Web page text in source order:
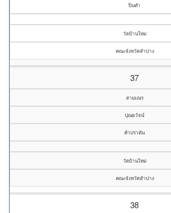
ปิ่นทำ
วัดบ้านใหม่
คณะจังหวัดลำปาง
37
สามเณร
ปุณยวัจน์
คำปราตัน
วัดบ้านใหม่
คณะจังหวัดลำปาง
38